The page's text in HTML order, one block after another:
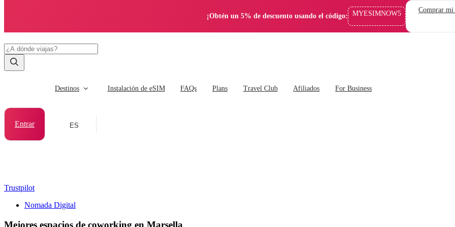
¡Obtén un 5% de descuento usando el código: MYESIMNOW5 Comprar
Destinos Instalación de eSIM FAQs Plans Travel Club Afiliados For Business
Entrar ES
Trustpilot
Nomada Digital
Mejores espacios de coworking en Marsella